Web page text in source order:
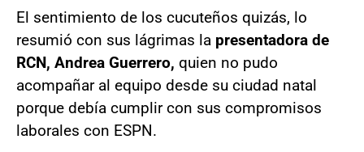
El sentimiento de los cucuteños quizás, lo
resumió con sus lágrimas la presentadora de
RCN, Andrea Guerrero, quien no pudo
acompañar al equipo desde su ciudad natal
porque debía cumplir con sus compromisos
laborales con ESPN.